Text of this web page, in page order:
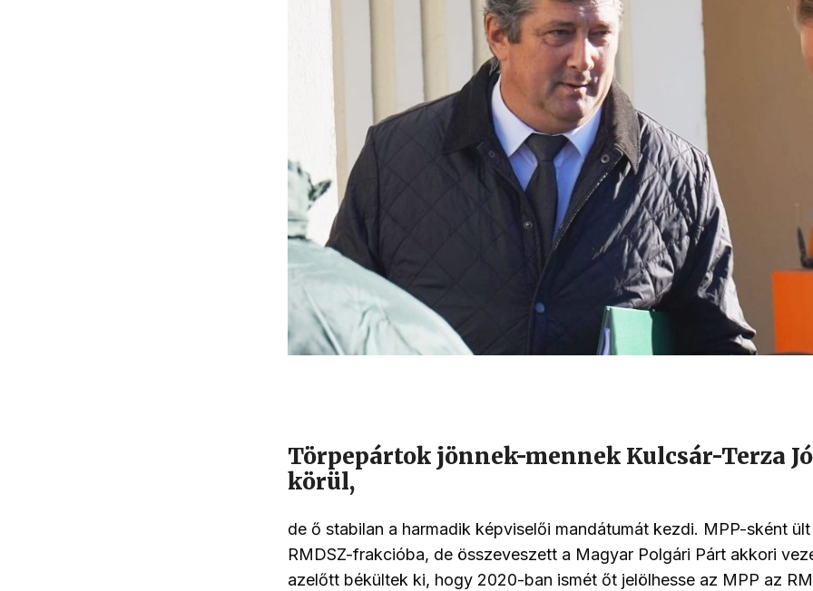
Törpepártok jönnek-mennek Kulcsár-Terza
körül,
de ő stabilan a harmadik képviselői mandátumát kezdi. MPP-sként
RMDSZ-frakcióba, de összeveszett a Magyar Polgári Párt akkori
azelőtt békültek ki, hogy 2020-ban ismét őt jelölhesse az MPP az